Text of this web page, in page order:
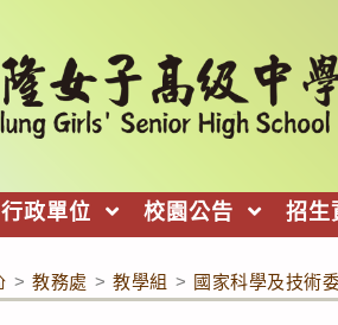
行政單位 校園公告 招生
> 教務處 > 教學組 > 國家科學及技術